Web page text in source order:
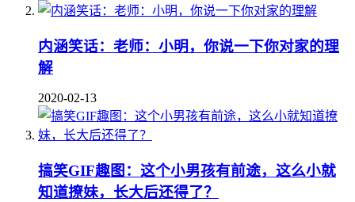
内涵笑话：老师：小明，你说一下你对家的理
解
2020-02-13
搞笑GIF趣图：这个小男孩有前途，这么小就
知道撩妹，长大后还得了？